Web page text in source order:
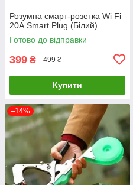
Розумна смарт-розетка Wi Fi
20А Smart Plug (Білий)
Готово до відправки
399 ₴ 499 ₴
Купити
–14%